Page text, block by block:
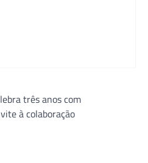
três anos com
à colaboração